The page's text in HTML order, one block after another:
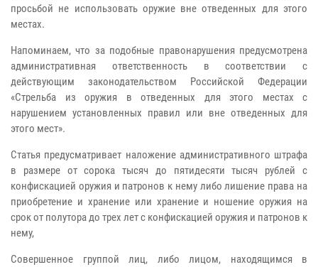
просьбой не использовать оружие вне отведенных для этого
местах.
Напоминаем, что за подобные правонарушения предусмотрена
административная ответственность в соответствии с
действующим законодательством Российской Федерации
«Стрельба из оружия в отведенных для этого местах с
нарушением установленных правил или вне отведенных для
этого мест».
Статья предусматривает наложение административного штрафа
в размере от сорока тысяч до пятидесяти тысяч рублей с
конфискацией оружия и патронов к нему либо лишение права на
приобретение и хранение или хранение и ношение оружия на
срок от полутора до трех лет с конфискацией оружия и патронов к
нему,
Совершенное группой лиц, либо лицом, находящимся в